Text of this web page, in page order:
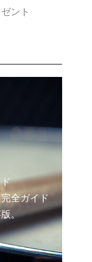
ント
全ガイド
。